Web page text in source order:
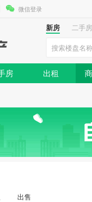
微信登录
新房 二手房
房 出租
出售